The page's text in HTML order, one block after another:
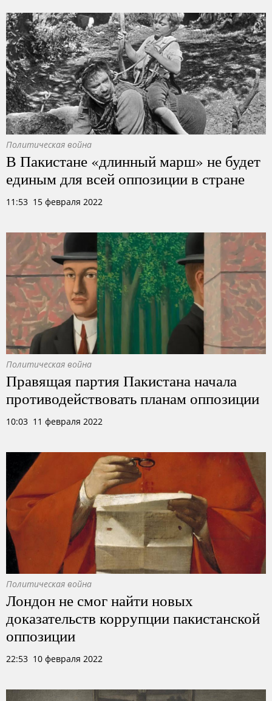
Политическая война
В Пакистане «длинный марш» не будет
единым для всей оппозиции в стране
11:53 15 февраля 2022
Политическая война
Правящая партия Пакистана начала
противодействовать планам оппозиции
10:03 11 февраля 2022
Политическая война
Лондон не смог найти новых
доказательств коррупции пакистанской
оппозиции
22:53 10 февраля 2022